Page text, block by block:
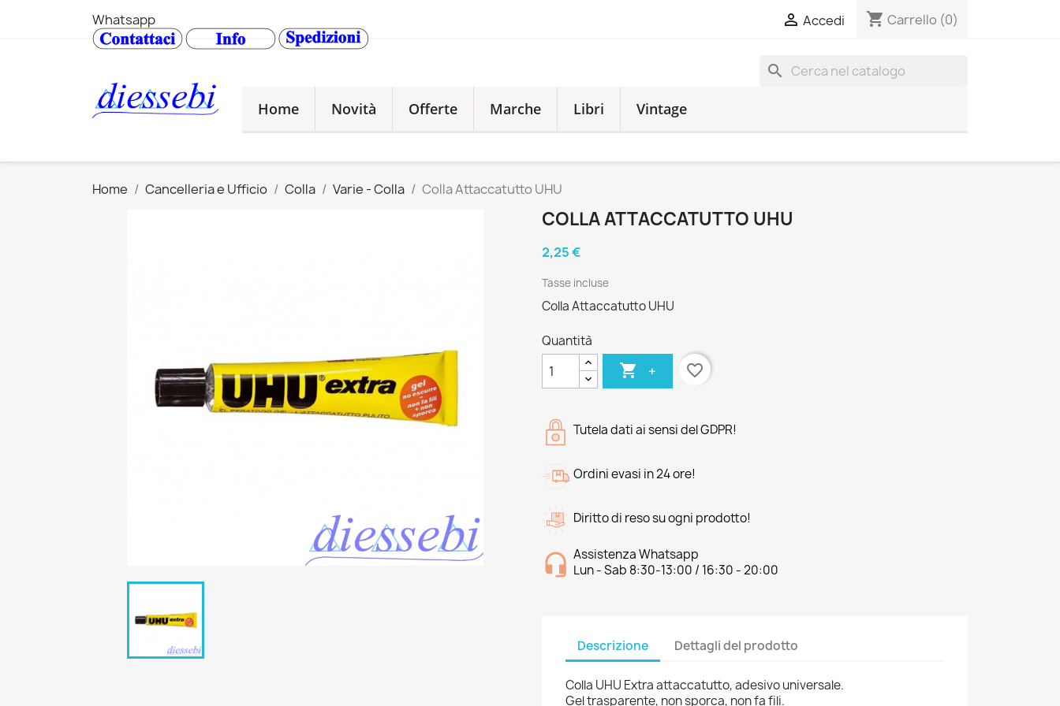
Whatsapp  Accedi shopping_cart Carrello (0)
search
Home
Novità Offerte Marche Libri Vintage
Home Cancelleria e Ufficio Colla Varie - Colla Colla Attaccatutto UHU
COLLA ATTACCATUTTO UHU
2,25 €
Tasse incluse
Colla Attaccatutto UHU
Quantità
 + favorite_border
Tutela dati ai sensi del GDPR!
Ordini evasi in 24 ore!
Diritto di reso su ogni prodotto!
Assistenza Whatsapp
Lun - Sab 8:30-13:00 / 16:30 - 20:00
Descrizione Dettagli del prodotto
Colla UHU Extra attaccatutto, adesivo universale.
Gel trasparente, non sporca, non fa fili.